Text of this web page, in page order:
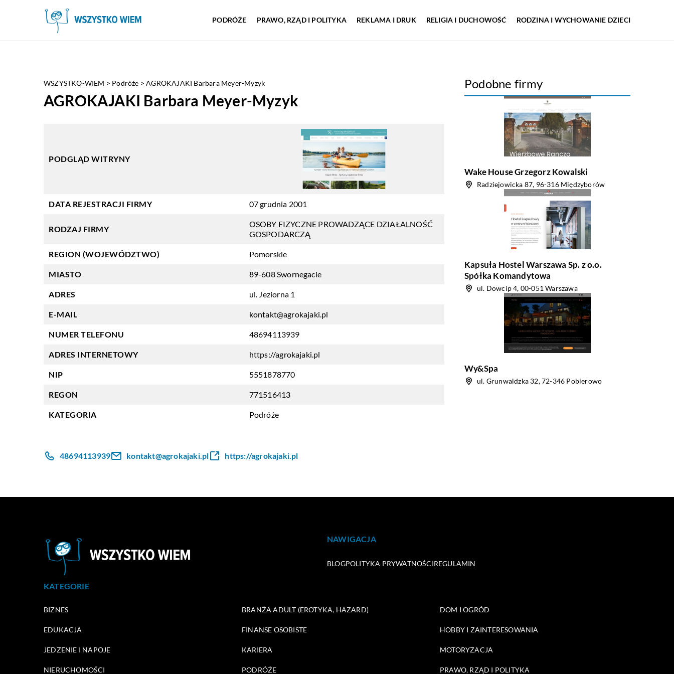
PODRÓŻE PRAWO, RZĄD I POLITYKA REKLAMA I DRUK RELIGIA I DUCHOWOŚĆ RODZINA I WYCHOWANIE DZIECI
WSZYSTKO-WIEM > Podróże >AGROKAJAKI Barbara Meyer-Myzyk
AGROKAJAKI Barbara Meyer-Myzyk
PODGLĄD WITRYNY
DATA REJESTRACJI FIRMY 07 grudnia 2001
RODZAJ FIRMY
OSOBY FIZYCZNE PROWADZĄCE DZIAŁALNOŚĆ
GOSPODARCZĄ
REGION (WOJEWÓDZTWO) Pomorskie
MIASTO 89-608 Swornegacie
ADRES ul. Jeziorna 1
E-MAIL kontakt@agrokajaki.pl
NUMER TELEFONU 48694113939
ADRES INTERNETOWY https://agrokajaki.pl
NIP 5551878770
REGON 771516413
KATEGORIA Podróże
Podobne firmy
Wake House Grzegorz Kowalski
Radziejowicka 87, 96-316 Międzyborów
Kapsuła Hostel Warszawa Sp. z o.o.
Spółka Komandytowa
ul. Dowcip 4, 00-051 Warszawa
Wy&Spa
ul. Grunwaldzka 32, 72-346 Pobierowo
48694113939 kontakt@agrokajaki.pl https://agrokajaki.pl
NAWIGACJA
BLOGPOLITYKA PRYWATNOŚCIREGULAMIN
KATEGORIE
BIZNES BRANŻA ADULT (EROTYKA, HAZARD) DOM I OGRÓD
EDUKACJA FINANSE OSOBISTE HOBBY I ZAINTERESOWANIA
JEDZENIE I NAPOJE KARIERA MOTORYZACJA
NIERUCHOMOŚCI PODRÓŻE PRAWO, RZĄD I POLITYKA